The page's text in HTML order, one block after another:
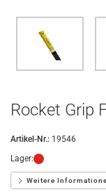
Rocket Grip
Artikel-Nr.: 19546
Lager:
Weitere